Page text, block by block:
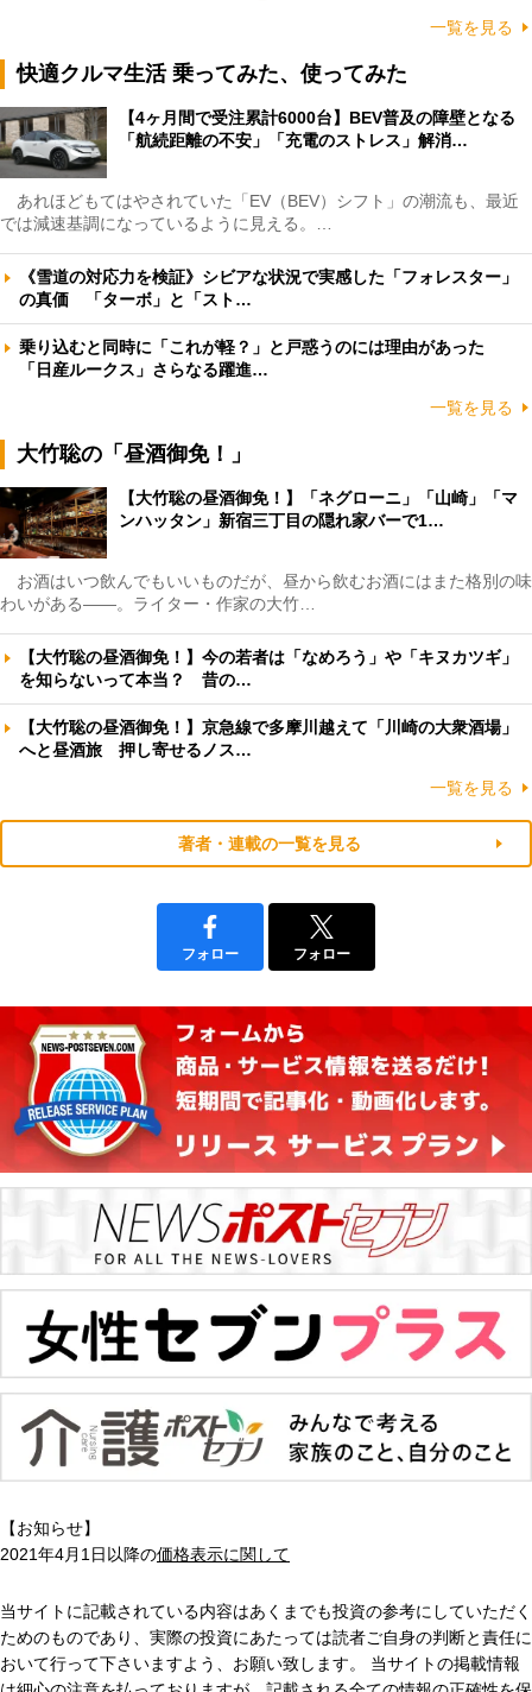
一覧を見る
快適クルマ生活 乗ってみた、使ってみた
【4ヶ月間で受注累計6000台】BEV普及の障壁となる
「航続距離の不安」「充電のストレス」解消…
あれほどもてはやされていた「EV（BEV）シフト」の潮流も、最近
では減速基調になっているように見える。…
《雪道の対応力を検証》シビアな状況で実感した「フォレスター」
の真価 「ターボ」と「スト…
乗り込むと同時に「これが軽？」と戸惑うのには理由があった
「日産ルークス」さらなる躍進…
一覧を見る
大竹聡の「昼酒御免！」
【大竹聡の昼酒御免！】「ネグローニ」「山崎」「マ
ンハッタン」新宿三丁目の隠れ家バーで1…
お酒はいつ飲んでもいいものだが、昼から飲むお酒にはまた格別の味
わいがある――。ライター・作家の大竹…
【大竹聡の昼酒御免！】今の若者は「なめろう」や「キヌカツギ」
を知らないって本当？ 昔の…
【大竹聡の昼酒御免！】京急線で多摩川越えて「川崎の大衆酒場」
へと昼酒旅 押し寄せるノス…
一覧を見る
著者・連載の一覧を見る
フォロー フォロー
【お知らせ】
2021年4月1日以降の価格表示に関して
当サイトに記載されている内容はあくまでも投資の参考にしていただく
ためのものであり、実際の投資にあたっては読者ご自身の判断と責任に
おいて行って下さいますよう、お願い致します。 当サイトの掲載情報